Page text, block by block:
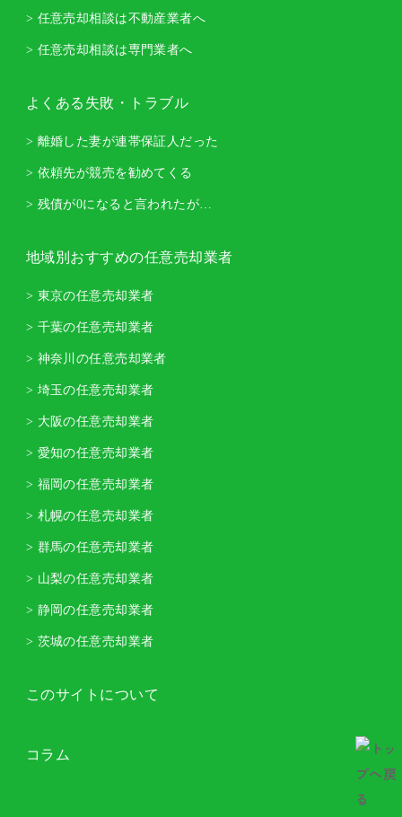
> 任意売却相談は不動産業者へ
> 任意売却相談は専門業者へ
よくある失敗・トラブル
> 離婚した妻が連帯保証人だった
> 依頼先が競売を勧めてくる
> 残債が0になると言われたが…
地域別おすすめの任意売却業者
> 東京の任意売却業者
> 千葉の任意売却業者
> 神奈川の任意売却業者
> 埼玉の任意売却業者
> 大阪の任意売却業者
> 愛知の任意売却業者
> 福岡の任意売却業者
> 札幌の任意売却業者
> 群馬の任意売却業者
> 山梨の任意売却業者
> 静岡の任意売却業者
> 茨城の任意売却業者
このサイトについて
コラム